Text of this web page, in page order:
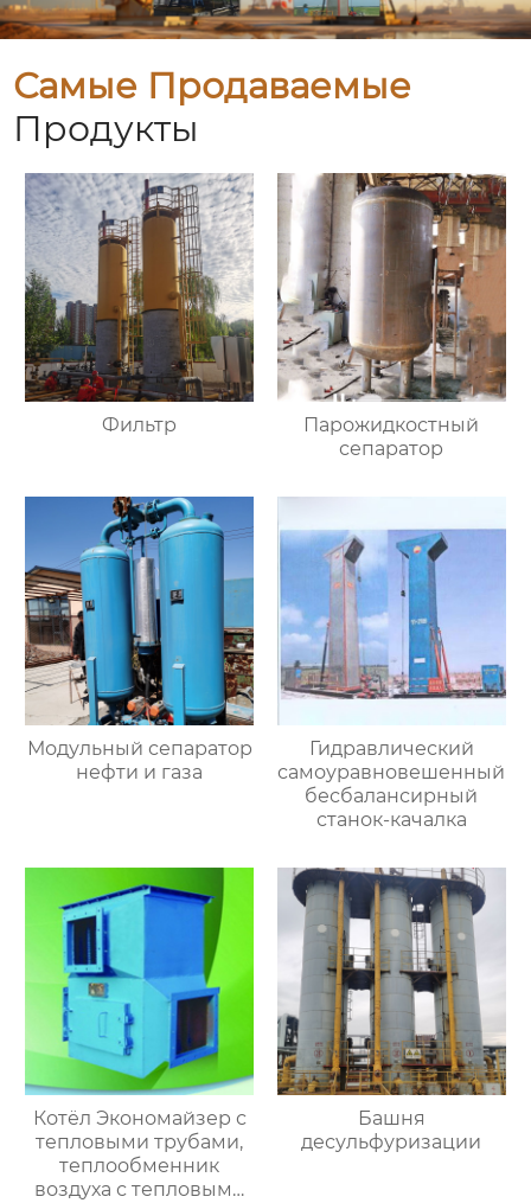
Самые Продаваемые
Продукты
Фильтр
Парожидкостный
сепаратор
Модульный сепаратор
нефти и газа
Гидравлический
самоуравновешенный
бесбалансирный
станок-качалка
Котёл Экономайзер с
тепловыми трубами,
теплообменник
воздуха с тепловыми
Башня
десульфуризации